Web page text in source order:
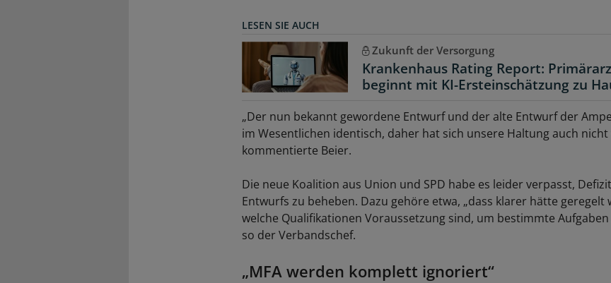
LESEN SIE AUCH
Zukunft der Versorgung
Krankenhaus Rating Report:
beginnt mit KI-Ersteinschätzung zu
„Der nun bekannt gewordene Entwurf und der alte Entwurf der
im Wesentlichen identisch, daher hat sich unsere Haltung auch nicht
kommentierte Beier.
Die neue Koalition aus Union und SPD habe es leider verpasst,
Entwurfs zu beheben. Dazu gehöre etwa, „dass klarer hätte geregelt
welche Qualifikationen Voraussetzung sind, um bestimmte
so der Verbandschef.
„MFA werden komplett ignoriert“